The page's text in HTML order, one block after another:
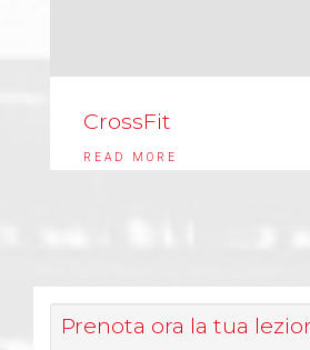
CrossFit
READ MORE
Prenota ora la tua